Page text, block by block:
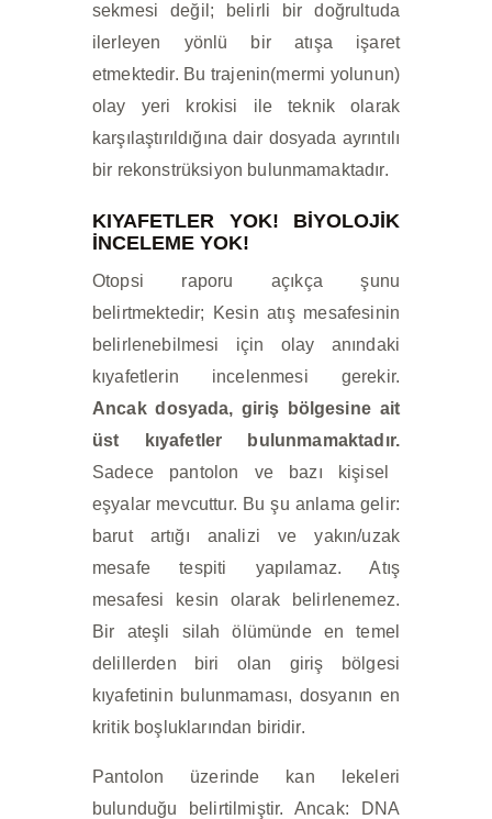
sekmesi değil; belirli bir doğrultuda
ilerleyen yönlü bir atışa işaret
etmektedir. Bu trajenin(mermi yolunun)
olay yeri krokisi ile teknik olarak
karşılaştırıldığına dair dosyada ayrıntılı
bir rekonstrüksiyon bulunmamaktadır.
KIYAFETLER YOK! BİYOLOJİK
İNCELEME YOK!
Otopsi raporu açıkça şunu
belirtmektedir; Kesin atış mesafesinin
belirlenebilmesi için olay anındaki
kıyafetlerin incelenmesi gerekir.
Ancak dosyada, giriş bölgesine ait
üst kıyafetler bulunmamaktadır.
Sadece pantolon ve bazı kişisel
eşyalar mevcuttur. Bu şu anlama gelir:
barut artığı analizi ve yakın/uzak
mesafe tespiti yapılamaz. Atış
mesafesi kesin olarak belirlenemez.
Bir ateşli silah ölümünde en temel
delillerden biri olan giriş bölgesi
kıyafetinin bulunmaması, dosyanın en
kritik boşluklarından biridir.
Pantolon üzerinde kan lekeleri
bulunduğu belirtilmiştir. Ancak: DNA